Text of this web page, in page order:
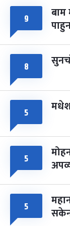
८
सोम चैत्र ८,
९
८
५
५
५